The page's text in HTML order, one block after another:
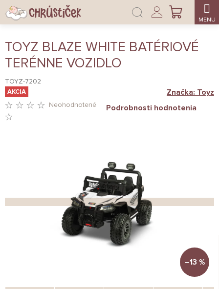
Prejsť
na
obsah
NÁKUPNÝ
Prihlásenie
TOYZ BLAZE WHITE BATÉRIOVÉ
TERÉNNE VOZIDLO
TOYZ-7202
AKCIA
HVIEZDIČIEK.
Neohodnotené Podrobnosti hodnotenia
Značka: Toyz
–13 %